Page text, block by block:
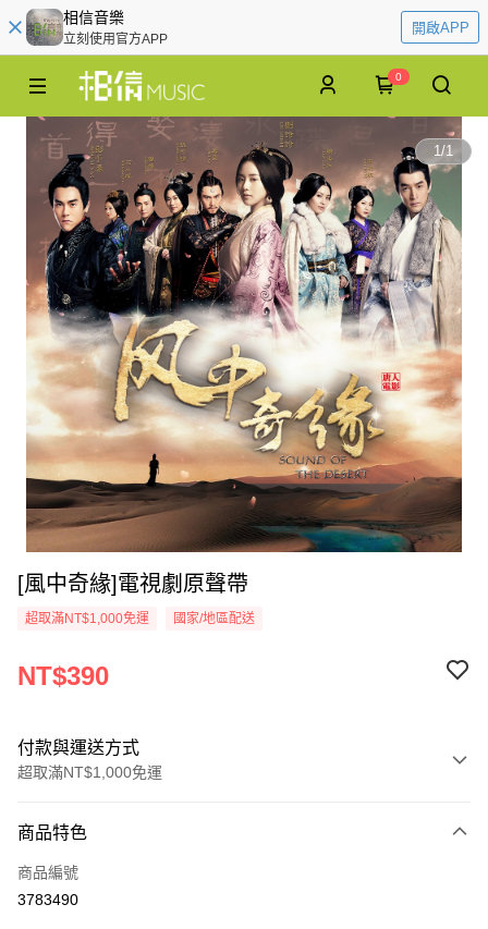
相信音樂
立刻使用官方APP
開啟APP
0
1/1
[風中奇緣]電視劇原聲帶
超取滿NT$1,000免運 國家/地區配送
NT$390
付款與運送方式
超取滿NT$1,000免運
信用卡一次付款
超商取貨付款
商品特色
商品編號
3783490